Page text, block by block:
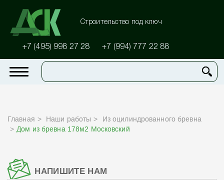
Строительство под ключ
+7 (495) 998 27 28 +7 (994) 777 22 88
Главная Наши работы
Из оцилиндрованного бревна
Дом из бревна 178м2 Московский
НАПИШИТЕ НАМ